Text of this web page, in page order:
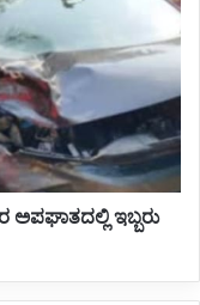
ಅಪಘಾತದಲ್ಲಿ ಇಬ್ಬರು